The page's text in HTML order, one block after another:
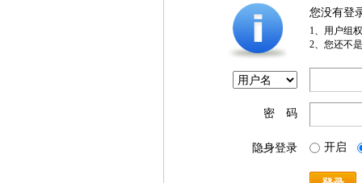
您没有登
1、用户组
2、您还不
密 码
隐身登录 开启